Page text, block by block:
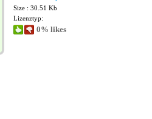
Size : 30.51 Kb
Lizenztyp:
0% likes